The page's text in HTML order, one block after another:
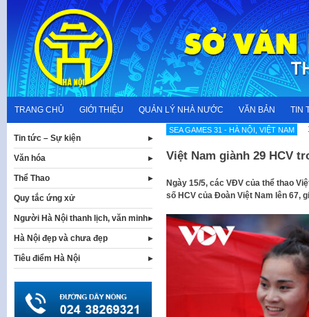
content
TRANG CHỦ GIỚI THIỆU QUẢN LÝ NHÀ NƯỚC VĂN BẢN TIN
SEA GAMES 31 - HÀ NỘI, VIỆT NAM
Việt Nam giành 29 HCV
Ngày 15/5, các VĐV của thể thao
số HCV của Đoàn Việt Nam lên 67,
Tin tức – Sự kiện
Văn hóa
Thể Thao
Quy tắc ứng xử
Người Hà Nội thanh lịch, văn minh
Hà Nội đẹp và chưa đẹp
Tiêu điểm Hà Nội